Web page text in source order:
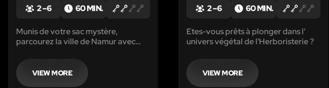
2 – 6 60 MIN.
Munis de votre sac mystère,
parcourez la ville de Namur avec
en team-building et résolvez les
énigmes pour compléter votre
mission.
VIEW MORE
2 – 6 60 MIN.
Etes-vous prêts à plonger dans l'
univers végétal de l'Herboristerie ?
VIEW MORE